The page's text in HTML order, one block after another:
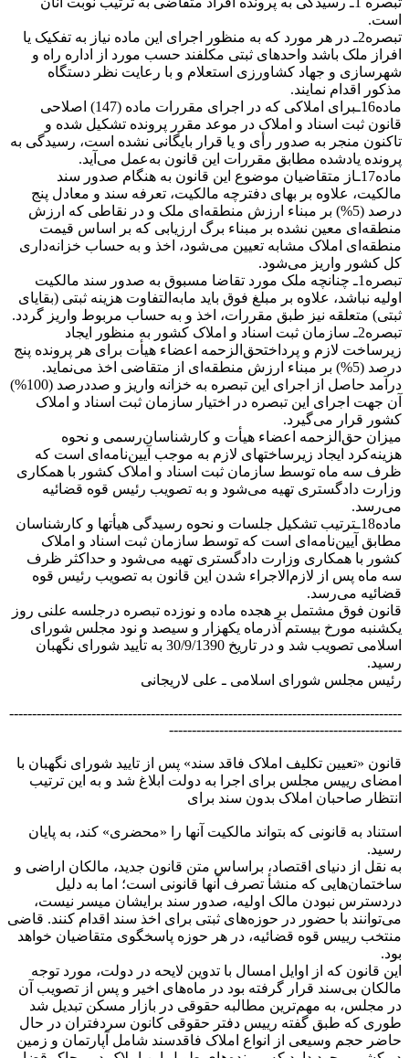
است.
تبصره2ـ در هر مورد که به منظور اجرای این ماده نیاز به تفکیک یا
افراز ملک باشد واحدهای ثبتی مکلفند حسب مورد از اداره راه و
شهرسازی و جهاد کشاورزی استعلام و با رعایت نظر دستگاه
مذکور اقدام نمایند.
ماده16ـبرای املاکی که در اجرای مقررات ماده (147) اصلاحی
قانون ثبت اسناد و املاک در موعد مقرر پرونده تشکیل شده و
تاکنون منجر به صدور رأی و یا قرار بایگانی نشده است، رسیدگی به
پرونده یادشده مطابق مقررات این قانون به‌عمل می‌آید.
ماده17ـاز متقاضیان موضوع این قانون به هنگام صدور سند
مالکیت، علاوه بر بهای دفترچه مالکیت، تعرفه سند و معادل پنج
درصد (5%) بر مبناء ارزش منطقه‌ای ملک و در نقاطی که ارزش
منطقه‌ای معین نشده بر مبناء برگ ارزیابی که بر اساس قیمت
منطقه‌ای املاک مشابه تعیین می‌شود، اخذ و به حساب خزانه‌داری
کل کشور واریز می‌شود.
تبصره1ـ چنانچه ملک مورد تقاضا مسبوق به صدور سند مالکیت
اولیه نباشد، علاوه بر مبلغ فوق باید مابه‌التفاوت هزینه ثبتی (بقایای
ثبتی) متعلقه نیز طبق مقررات، اخذ و به حساب مربوط واریز گردد.
تبصره2ـ ‌سازمان ثبت اسناد و املاک کشور به منظور ایجاد
زیرساخت لازم و پرداختحق‌الزحمه اعضاء هیأت برای هر پرونده پنج
‌درصد (5%)‌ بر مبناء ارزش منطقه‌ای از متقاضی اخذ می‌نماید.
درآمد حاصل از اجرای این تبصره به خزانه واریز و صددرصد (100%)
آن جهت اجرای این تبصره در اختیار سازمان ثبت اسناد و املاک
کشور قرار می‌گیرد.
میزان حق‌الزحمه اعضاء هیأت و کارشناسان‌رسمی و نحوه
هزینه‌کرد ایجاد زیرساختهای لازم به موجب آیین‌نامه‌ای است که
ظرف سه‌ ماه توسط سازمان ثبت اسناد و املاک کشور با همکاری
وزارت دادگستری تهیه می‌شود و به تصویب رئیس قوه قضائیه
می‌رسد.
ماده18ـترتیب تشکیل جلسات و نحوه رسیدگی هیأتها و کارشناسان
مطابق آیین‌نامه‌ای است که توسط سازمان ثبت اسناد و املاک
کشور با همکاری وزارت دادگستری تهیه می‌شود و حداکثر ظرف
سه ماه پس از لازم‌الاجراء شدن این قانون به تصویب رئیس قوه
قضائیه می‌رسد.
قانون فوق مشتمل ‌بر هجده ماده و نوزده تبصره درجلسه علنی روز
یکشنبه مورخ بیستم آذر‌‌ماه یکهزار و سیصد و نود مجلس شورای
اسلامی تصویب شد و در تاریخ 30/9/1390 به تأیید شورای نگهبان
رسید.
رئیس مجلس شورای اسلامی ـ علی لاریجانی
--------------------------------------------------------------------------------------
---------------------------------------------------
قانون «تعیین تکلیف املاک فاقد سند» پس از تایید شورای نگهبان با
امضای رییس مجلس برای اجرا به دولت ابلاغ شد و به این ترتیب
انتظار صاحبان املاک بدون سند برای
استناد به قانونی که بتواند مالکیت آنها را «محضری» کند، به پایان
رسید.
به نقل از دنیای اقتصاد، براساس متن قانون جدید، مالکان اراضی و
ساختمان‌هایی که منشأ تصرف آنها قانونی است؛ اما به دلیل
دردسترس نبودن مالک اولیه، صدور سند برایشان میسر نیست،
می‌توانند با حضور در حوزه‌های ثبتی برای اخذ سند اقدام کنند. قاضی
منتخب رییس قوه قضائیه، در هر حوزه پاسخگوی متقاضیان خواهد
بود.
این قانون که از اوایل امسال با تدوین لایحه در دولت، مورد توجه
مالکان بی‌سند قرار گرفته بود در ماه‌های اخیر و پس از تصویب آن
در مجلس، به مهم‌ترین مطالبه حقوقی در بازار مسکن تبدیل شد
طوری که طبق گفته رییس دفتر حقوقی کانون سردفتران در حال
حاضر حجم وسیعی از انواع املاک فاقدسند شامل آپارتمان و زمین